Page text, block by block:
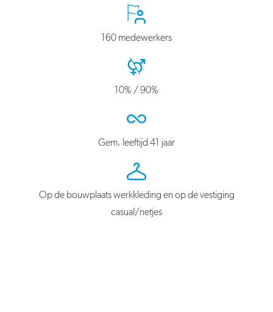
160 medewerkers
10% / 90%
Gem. leeftijd 41 jaar
Op de bouwplaats werkkleding en op de vestiging
casual/netjes